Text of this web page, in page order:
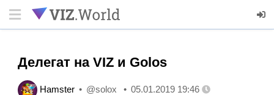
Делегат на VIZ и Golos
Hamster @solox 05.01.2019 19:46